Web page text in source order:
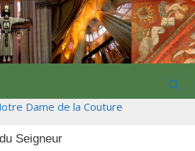
Dame de la Couture
Seigneur